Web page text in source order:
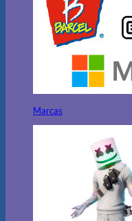
Marcas